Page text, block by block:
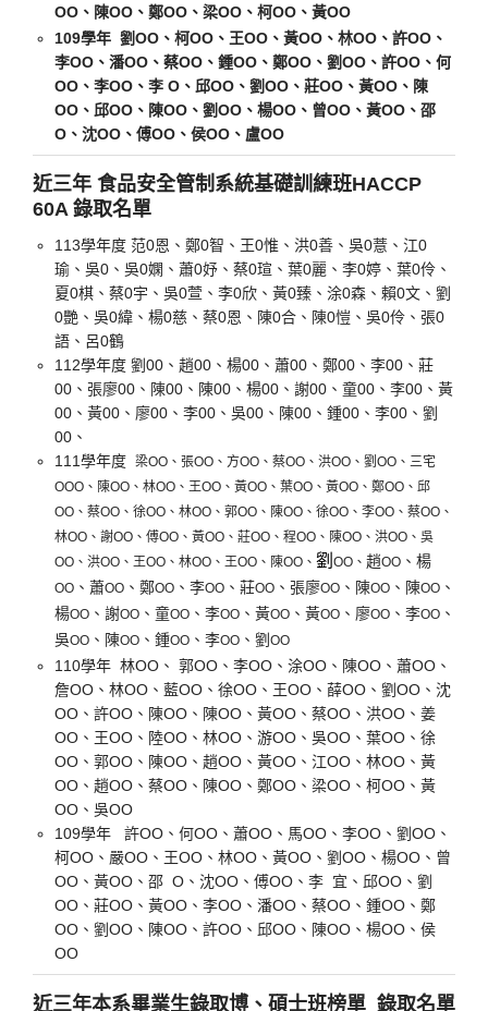
OO、陳OO、鄭OO、梁OO、柯OO、黃OO
109學年 劉OO、柯OO、王OO、黃OO、林OO、許OO、
李OO、潘OO、蔡OO、鍾OO、鄭OO、劉OO、許OO、何
OO、李OO、李 O、邱OO、劉OO、莊OO、黃OO、陳
OO、邱OO、陳OO、劉OO、楊OO、曾OO、黃OO、邵
O、沈OO、傅OO、侯OO、盧OO
近三年 食品安全管制系統基礎訓練班HACCP
60A 錄取名單
113學年度 范0恩、鄭0智、王0惟、洪0善、吳0薏、江0
瑜、吳0、吳0嫻、蕭0妤、蔡0瑄、葉0麗、李0婷、葉0伶、
夏0棋、蔡0宇、吳0萱、李0欣、黃0臻、涂0森、賴0文、劉
0艷、吳0緯、楊0慈、蔡0恩、陳0合、陳0愷、吳0伶、張0
語、呂0鶴
112學年度 劉00、趙00、楊00、蕭00、鄭00、李00、莊
00、張廖00、陳00、陳00、楊00、謝00、童00、李00、黃
00、黃00、廖00、李00、吳00、陳00、鍾00、李00、劉
00、
111學年度 梁OO、張OO、方OO、蔡OO、洪OO、劉 OO、三宅
OOO、陳OO、林OO、王OO、 黃OO、葉OO、黃OO、鄭OO、邱
OO、蔡OO、徐OO、林OO、郭OO、陳OO、徐OO、李OO、蔡OO、
林OO、謝OO、傅OO、黃OO、莊OO、程OO、陳OO、洪OO、吳
OO、洪OO、王OO、林OO、王OO、陳OO、 劉 OO、 趙OO、 楊
OO、 蕭OO、 鄭OO、 李OO、 莊OO、 張廖OO、 陳OO、 陳OO、
楊OO、 謝OO、 童OO、 李OO、 黃OO、 黃OO、 廖OO、 李OO、
吳OO、陳OO、 鍾OO、 李OO、 劉 OO
110學年 林OO、 郭OO、李OO、涂OO、陳OO、蕭OO、
詹OO、林OO、藍OO、徐OO、王OO、薛OO、劉OO、沈
OO、許OO、陳OO、陳OO、黃OO、蔡OO、洪OO、姜
OO、王OO、陸OO、林OO、游OO、吳OO、葉OO、徐
OO、郭OO、陳OO、趙OO、黃OO、江OO、林OO、黃
OO、趙OO、蔡OO、陳OO、鄭OO、梁OO、柯OO、黃
OO、吳OO
109學年 許OO、何OO、蕭OO、馬OO、李OO、劉OO、
柯OO、嚴OO、王OO、林OO、黃OO、劉OO、楊OO、曾
OO、黃OO、邵 O、沈OO、傅OO、李 宜、邱OO、劉
OO、莊OO、黃OO、李OO、潘OO、蔡OO、鍾OO、鄭
OO、劉OO、陳OO、許OO、邱OO、陳OO、楊OO、侯
OO
近三年本系畢業生錄取博、碩士班榜單 錄取名單